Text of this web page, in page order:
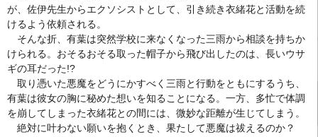
が、佐伊先生からエクソシストとして、引き続き衣緒花と活動を続
けるよう依頼される。
そんな折、有葉は突然学校に来なくなった三雨から相談を持ちか
けられる。おそるおそる取った帽子から飛び出したのは、長いウサ
ギの耳だった!?
取り憑いた悪魔をどうにかすべく三雨と行動をともにするうち、
有葉は彼女の胸に秘めた想いを知ることになる。一方、多忙で体調
を崩してしまった衣緒花との間には、微妙な距離が生じてしまう。
絶対に叶わない願いを抱くとき、果たして悪魔は祓えるのか？